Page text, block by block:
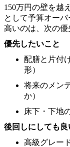
150万円の壁を越
として予算オー
高いのは、次の優
優先したいこと
配膳と片付
形）
将来のメン
か）
床下・下地
後回しにしても良
高級グレー